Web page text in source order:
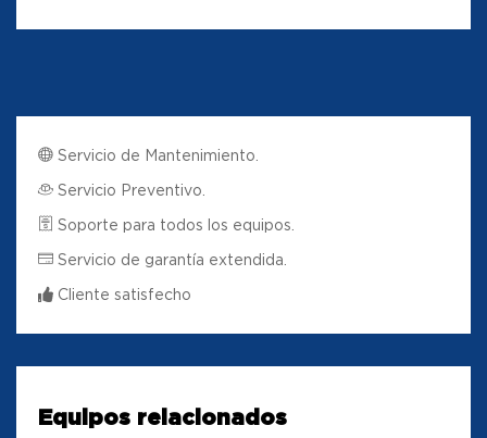
Servicio de Mantenimiento.
Servicio Preventivo.
Soporte para todos los equipos.
Servicio de garantía extendida.
Cliente satisfecho
Equipos relacionados